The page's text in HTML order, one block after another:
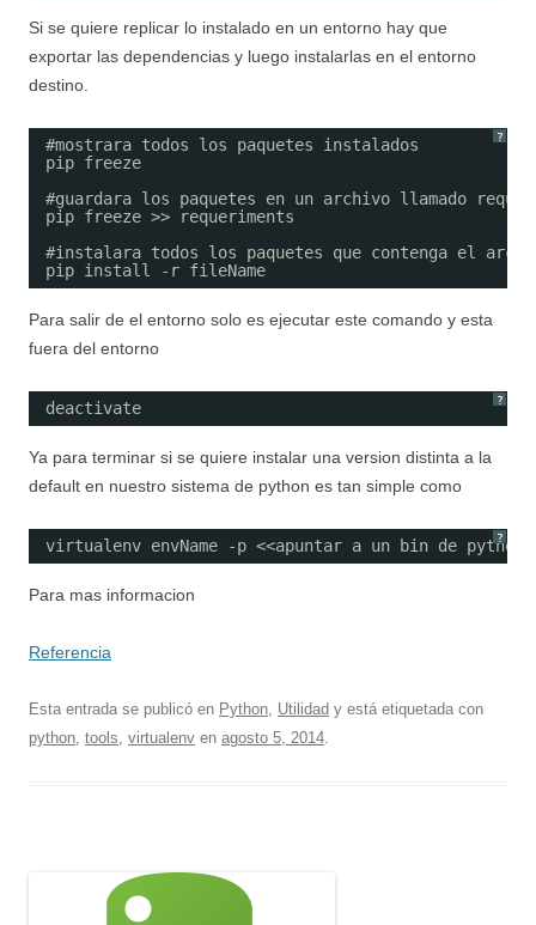
Si se quiere replicar lo instalado en un entorno hay que
exportar las dependencias y luego instalarlas en el entorno
destino.
?
#mostrara todos los paquetes instalados
pip freeze
#guardara los paquetes en un archivo llamado
pip freeze >> requeriments
#instalara todos los paquetes que contenga el
pip install -r fileName
Para salir de el entorno solo es ejecutar este comando y esta
fuera del entorno
?
deactivate
Ya para terminar si se quiere instalar una version distinta a la
default en nuestro sistema de python es tan simple como
?
virtualenv envName -p <<apuntar a un bin de
Para mas informacion
Referencia
Esta entrada se publicó en Python, Utilidad y está etiquetada con
python, tools, virtualenv en agosto 5, 2014.